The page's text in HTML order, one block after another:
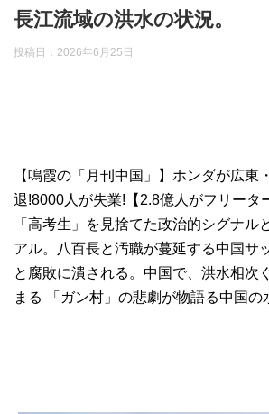
長江流域の洪水の状況。
投稿日： 2026年6月25日
【鳴霞の「月刊中国」】ホンダが広東
退!8000人が失業!【2.8億人がフリータ
「高考生」を見捨てた政治的シグナル
アル。八百長と汚職が蔓延する中国サ
と腐敗に潰される。中国で、洪水相次
まる 「ガン村」の悲劇が物語る中国の